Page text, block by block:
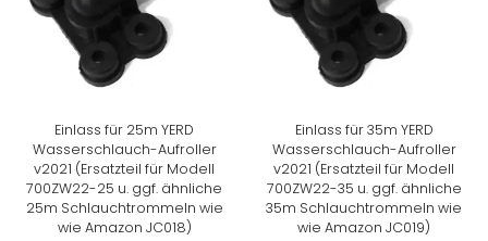
Einlass für 25m YERD
Wasserschlauch-Aufroller
v2021 (Ersatzteil für Modell
700ZW22-25 u. ggf. ähnliche
25m Schlauchtrommeln wie
wie Amazon JC018)
Einlass für 35m YERD
Wasserschlauch-Aufroller
v2021 (Ersatzteil für Modell
700ZW22-35 u. ggf. ähnliche
35m Schlauchtrommeln wie
wie Amazon JC019)